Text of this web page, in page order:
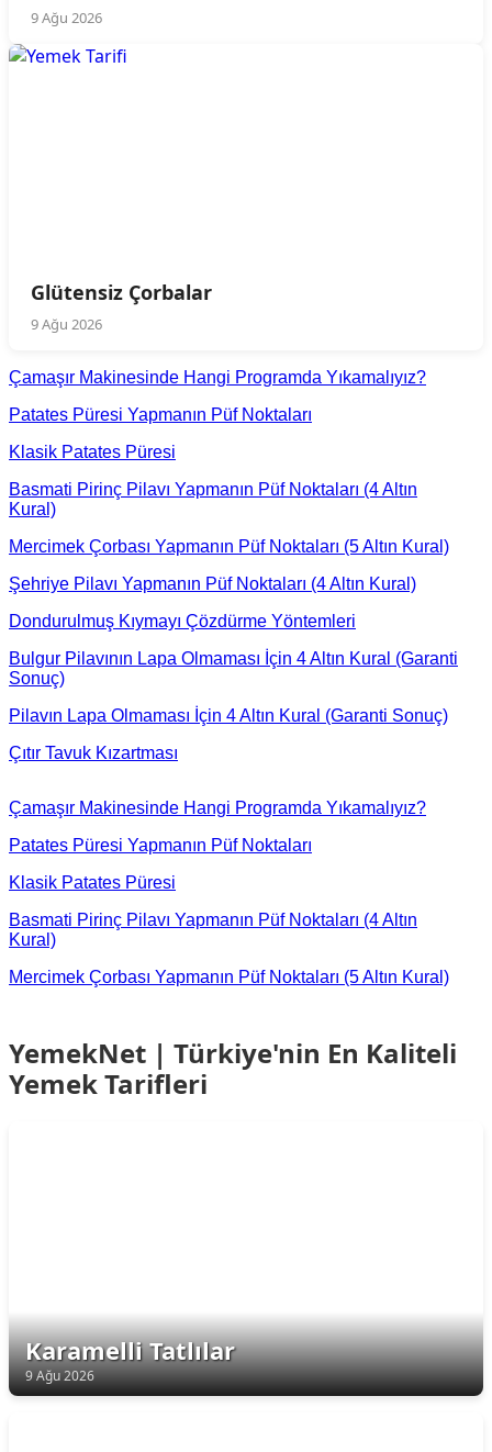
9 Ağu 2026
Glütensiz Çorbalar
9 Ağu 2026
Çamaşır Makinesinde Hangi Programda Yıkamalıyız?
Patates Püresi Yapmanın Püf Noktaları
Klasik Patates Püresi
Basmati Pirinç Pilavı Yapmanın Püf Noktaları (4 Altın
Kural)
Mercimek Çorbası Yapmanın Püf Noktaları (5 Altın Kural)
Şehriye Pilavı Yapmanın Püf Noktaları (4 Altın Kural)
Dondurulmuş Kıymayı Çözdürme Yöntemleri
Bulgur Pilavının Lapa Olmaması İçin 4 Altın Kural (Garanti
Sonuç)
Pilavın Lapa Olmaması İçin 4 Altın Kural (Garanti Sonuç)
Çıtır Tavuk Kızartması
Çamaşır Makinesinde Hangi Programda Yıkamalıyız?
Patates Püresi Yapmanın Püf Noktaları
Klasik Patates Püresi
Basmati Pirinç Pilavı Yapmanın Püf Noktaları (4 Altın
Kural)
Mercimek Çorbası Yapmanın Püf Noktaları (5 Altın Kural)
YemekNet | Türkiye'nin En Kaliteli
Yemek Tarifleri
Karamelli Tatlılar
9 Ağu 2026